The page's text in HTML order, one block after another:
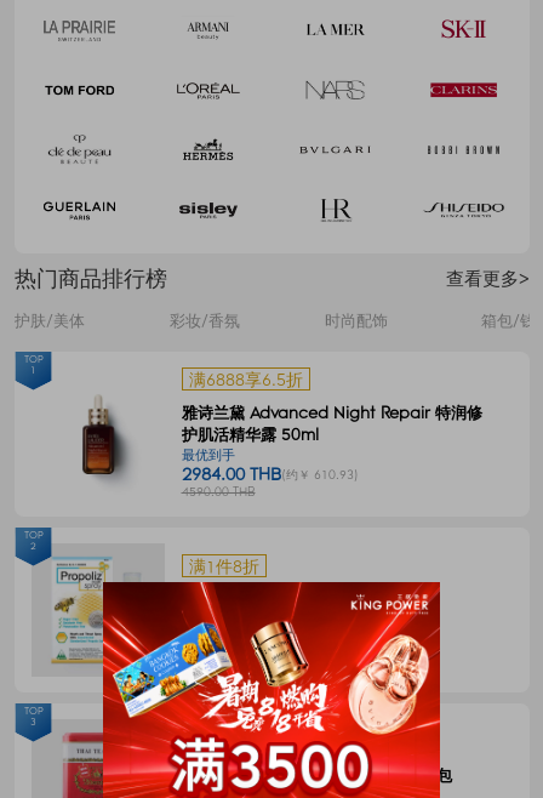
热门商品排行榜 查看更多>
护肤/美体 彩妆/香氛 时尚配饰 箱包/钱
满6888享6.5折
雅诗兰黛 Advanced Night Repair 特润修
护肌活精华露 50ml
最优到手
2984.00 THB(约￥ 610.93)
4590.00 THB
TOP
1
满1件8折
Propoliz 蜂胶口腔喷剂 15毫升
最优到手
120.00 THB(约￥ 24.57)
150.00 THB
TOP
2
满1件8折
CHATRAMUE泰国手标红茶包4g*50包
TOP
3